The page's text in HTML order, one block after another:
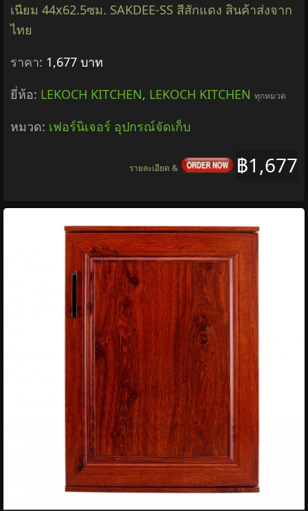
เนียม 44x62.5ซม. SAKDEE-SS สีสักแดง สินค้าส่งจาก
ไทย
ราคา: 1,677 บาท
ยี่ห้อ: LEKOCH KITCHEN, LEKOCH KITCHEN ทุกหมวด
หมวด: เฟอร์นิเจอร์ อุปกรณ์จัดเก็บ
฿1,677
รายละเอียด &